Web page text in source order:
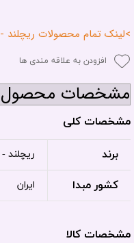
>لینک تمام محصولات ریچلند - RICHLAND<
افزودن به علاقه مندی ها
مشخصات محصول
مشخصات کلی
برند ریچلند - RICHLAND
کشور مبدا ایران
مشخصات کالا